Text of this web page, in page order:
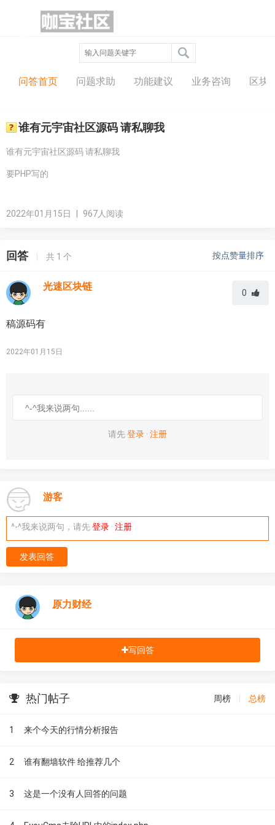
问答中心
问答首页 问题求助 功能建议 业务咨询 区块
谁有元宇宙社区源码 请私聊我
谁有元宇宙社区源码 请私聊我
要PHP写的
2022年01月15日 967人阅读
回答 | 共 1 个 按点赞量排序
光速区块链
0
稿源码有
2022年01月15日
请先登录 · 注册
游客
^-^我来说两句，请先登录 · 注册
发表回答
原力财经
写回答
热门帖子 周榜 总榜
1 来个今天的行情分析报告
2 谁有翻墙软件 给推荐几个
3 这是一个没有人回答的问题